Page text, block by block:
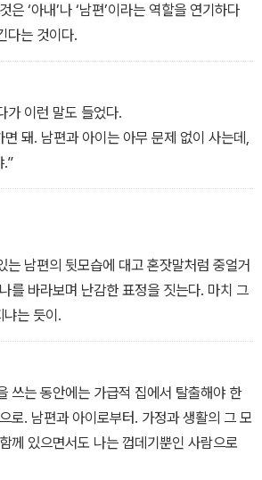
은 ‘아내’나 ‘남편’이라는 역할을 연기하다
다는 것이다.
가 이런 말도 들었다.
돼. 남편과 아이는 아무 문제 없이 사는데,
.”
는 남편의 뒷모습에 대고 혼잣말처럼 중얼거
를 바라보며 난감한 표정을 짓는다. 마치 그
냐는 듯이.
쓰는 동안에는 가급적 집에서 탈출해야 한
로. 남편과 아이로부터. 가정과 생활의 그 모
께 있으면서도 나는 껍데기뿐인 사람으로